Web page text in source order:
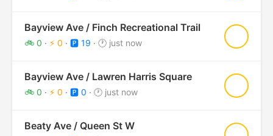
Bayview Ave / Finch Recreational Trail
🚲 0 · ⚡ 0 · 🅿️ 19 · 🕐 just now
Bayview Ave / Lawren Harris Square
🚲 0 · ⚡ 0 · 🅿️ 0 · 🕐 just now
Beaty Ave / Queen St W